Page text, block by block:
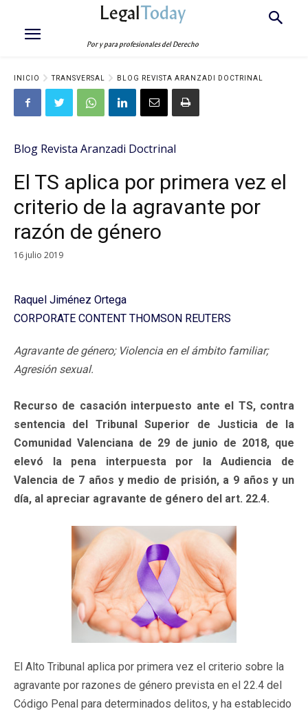
LegalToday
Por y para profesionales del Derecho
INICIO TRANSVERSAL BLOG REVISTA ARANZADI DOCTRINAL
Blog Revista Aranzadi Doctrinal
El TS aplica por primera vez el
criterio de la agravante por
razón de género
16 julio 2019
Raquel Jiménez Ortega
CORPORATE CONTENT THOMSON REUTERS
Agravante de género; Violencia en el ámbito familiar;
Agresión sexual.
Recurso de casación interpuesto ante el TS, contra
sentencia del Tribunal Superior de Justicia de la
Comunidad Valenciana de 29 de junio de 2018, que
elevó la pena interpuesta por la Audiencia de
Valencia de 7 años y medio de prisión, a 9 años y un
día, al apreciar agravante de género del art. 22.4.
El Alto Tribunal aplica por primera vez el criterio sobre la
agravante por razones de género prevista en el 22.4 del
Código Penal para determinados delitos, y ha establecido